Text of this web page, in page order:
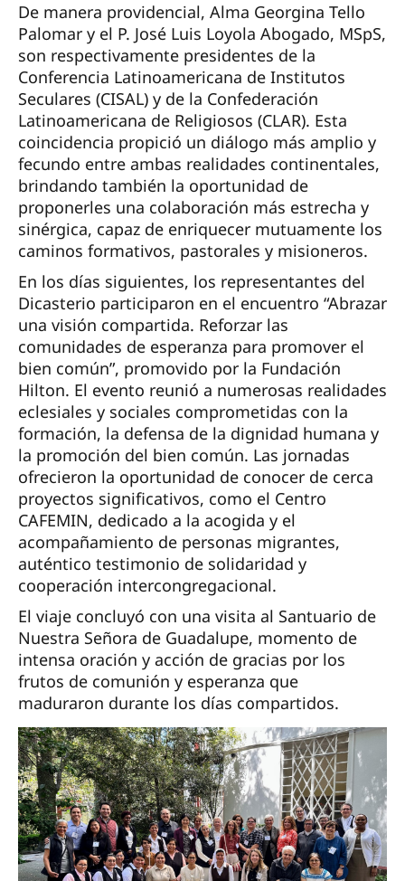
De manera providencial, Alma Georgina Tello
Palomar y el P. José Luis Loyola Abogado, MSpS,
son respectivamente presidentes de la
Conferencia Latinoamericana de Institutos
Seculares (CISAL) y de la Confederación
Latinoamericana de Religiosos (CLAR). Esta
coincidencia propició un diálogo más amplio y
fecundo entre ambas realidades continentales,
brindando también la oportunidad de
proponerles una colaboración más estrecha y
sinérgica, capaz de enriquecer mutuamente los
caminos formativos, pastorales y misioneros.
En los días siguientes, los representantes del
Dicasterio participaron en el encuentro “Abrazar
una visión compartida. Reforzar las
comunidades de esperanza para promover el
bien común”, promovido por la Fundación
Hilton. El evento reunió a numerosas realidades
eclesiales y sociales comprometidas con la
formación, la defensa de la dignidad humana y
la promoción del bien común. Las jornadas
ofrecieron la oportunidad de conocer de cerca
proyectos significativos, como el Centro
CAFEMIN, dedicado a la acogida y el
acompañamiento de personas migrantes,
auténtico testimonio de solidaridad y
cooperación intercongregacional.
El viaje concluyó con una visita al Santuario de
Nuestra Señora de Guadalupe, momento de
intensa oración y acción de gracias por los
frutos de comunión y esperanza que
maduraron durante los días compartidos.